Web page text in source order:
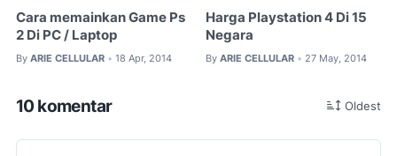
Cara memainkan Game Ps
2 Di PC / Laptop
By ARIE CELLULAR • 18 Apr, 2014
Harga Playstation 4 Di 15
Negara
By ARIE CELLULAR • 27 May, 2014
10 komentar Oldest